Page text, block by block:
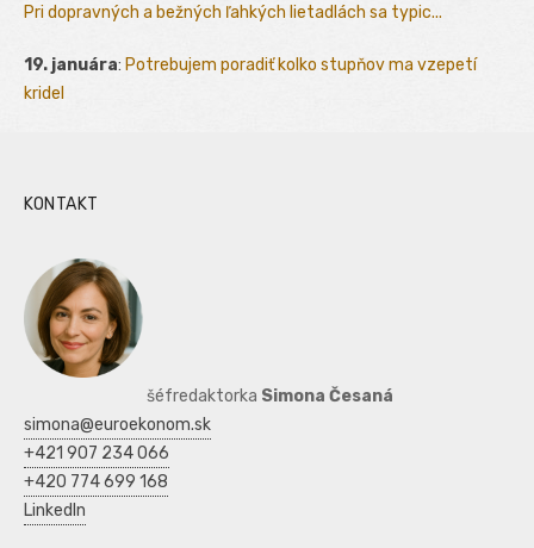
Pri dopravných a bežných ľahkých lietadlách sa typic...
19. januára: Potrebujem poradiť kolko stupňov ma vzepetí
kridel
KONTAKT
šéfredaktorka Simona Česaná
simona@euroekonom.sk
+421 907 234 066
+420 774 699 168
LinkedIn